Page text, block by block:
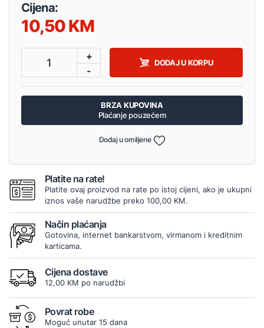
Cijena:
10,50
1
+
-
DODAJ U KORPU
BRZA KUPOVINA
Plaćanje pouzećem
Dodaj u omiljene
Platite na rate!
Platite ovaj proizvod na rate po istoj cijeni, ako je ukupni
iznos vaše narudžbe preko 100,00 KM.
Način plaćanja
Gotovina, internet bankarstvom, virmanom i kreditnim
karticama.
Cijena dostave
12,00 KM po narudžbi
Povrat robe
Moguć unutar 15 dana